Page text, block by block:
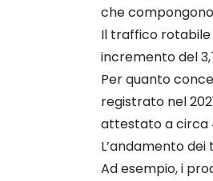
che
Il traffico rotabile
incremento del
Per quanto
registrato nel
attestato a circa
L’andamento
Ad esempio, i